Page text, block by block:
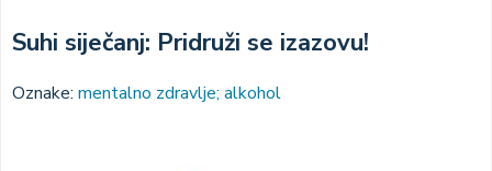
Suhi siječanj: Pridruži se izazovu!
Oznake: mentalno zdravlje; alkohol